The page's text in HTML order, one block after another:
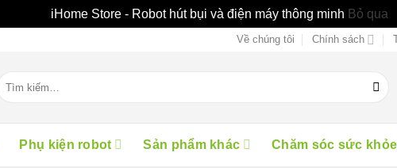
iHome Store - Robot hút bụi và điện máy thông minh Bỏ qua
Về chúng tôi Chính sách
kiếm:
Phụ kiện robot Sản phẩm khác Chăm sóc sức khỏe